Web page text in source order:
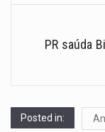
PR saúda
Posted in: